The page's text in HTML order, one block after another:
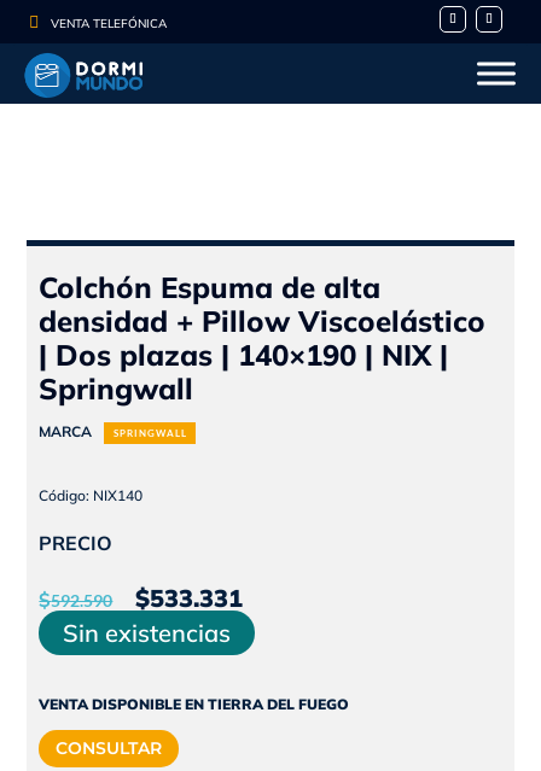
 VENTA TELEFÓNICA
Colchón Espuma de alta
densidad + Pillow Viscoelástico
| Dos plazas | 140×190 | NIX |
Springwall
MARCA SPRINGWALL
Código: NIX140
PRECIO
$592.590
El
precio
original
era:
$592.590.
$533.331El
precio
actual
es:
Sin existencias
VENTA DISPONIBLE EN TIERRA DEL FUEGO
CONSULTAR